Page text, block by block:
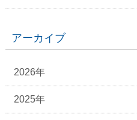
アーカイブ
2026年
2025年